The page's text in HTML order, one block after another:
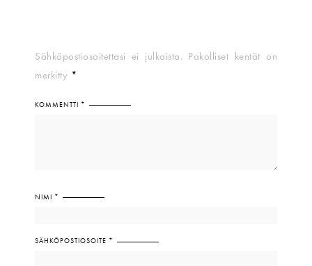
Sähköpostiosoitettasi ei julkaista. Pakolliset kentät on
merkitty *
KOMMENTTI *
NIMI *
SÄHKÖPOSTIOSOITE *